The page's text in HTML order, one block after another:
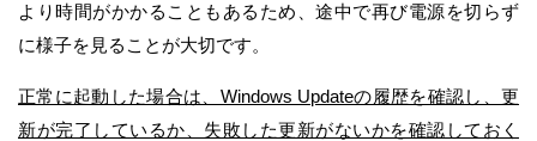
より時間がかかることもあるため、途中で再び電源を切らず
に様子を見ることが大切です。
正常に起動した場合は、Windows Updateの履歴を確認し、更
新が完了しているか、失敗した更新がないかを確認しておく